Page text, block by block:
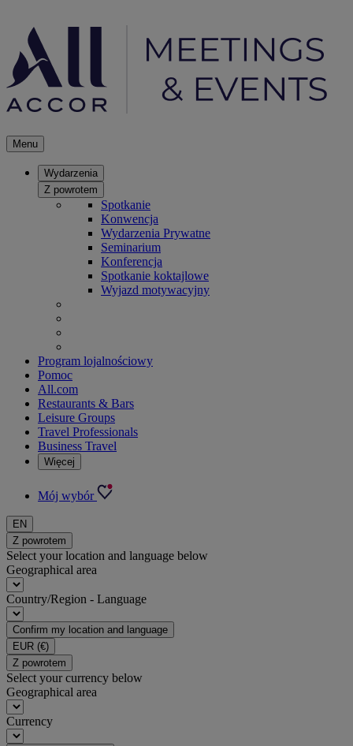
Menu
Wydarzenia
Z powrotem
Spotkanie
Konwencja
Wydarzenia Prywatne
Seminarium
Konferencja
Spotkanie koktajlowe
Wyjazd motywacyjny
Program lojalnościowy
Pomoc
All.com
Restaurants & Bars
Leisure Groups
Travel Professionals
Business Travel
Więcej
Mój wybór
EN
Z powrotem
Select your location and language below
Geographical area
Country/Region - Language
Confirm my location and language
EUR (€)
Z powrotem
Select your currency below
Geographical area
Currency